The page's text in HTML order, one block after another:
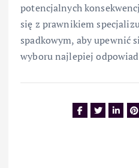
potencjalnych
się z prawnikiem
spadkowym, aby upewnić
wyboru najlepiej